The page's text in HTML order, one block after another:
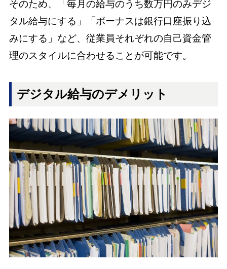
そのため、「毎月の給与のうち数万円のみデジ
タル給与にする」「ボーナスは銀行口座振り込
みにする」など、従業員それぞれの自己資金管
理のスタイルに合わせることが可能です。
デジタル給与のデメリット